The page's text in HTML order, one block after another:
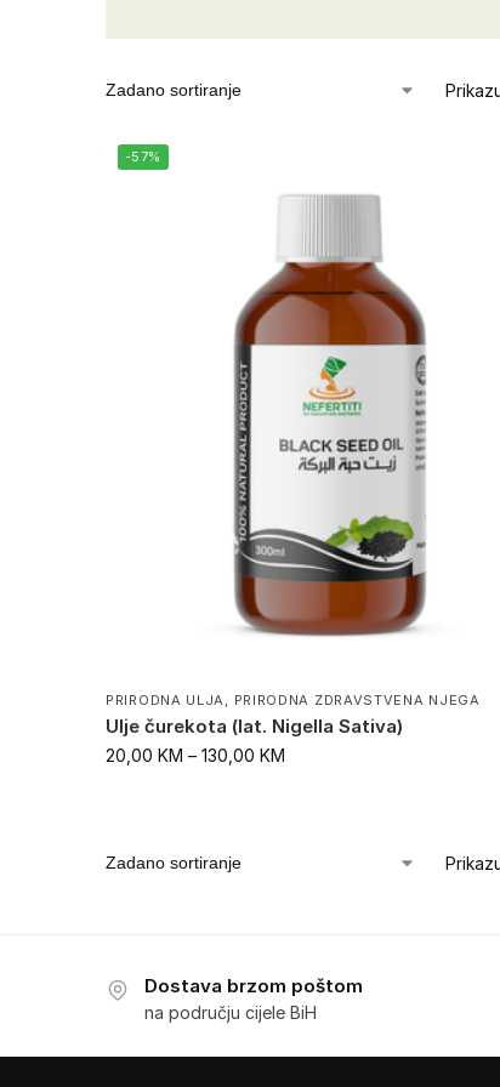
-57%
PRIRODNA ULJA PRIRODNA ZDRAVSTVENA NJEGA
Ulje čurekota (lat. Nigella Sativa)
20,00 KM – 130,00 KM
Dostava brzom poštom
na području cijele BiH